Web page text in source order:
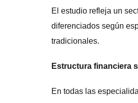
El estudio refleja un
diferenciados según
tradicionales.
Estructura financiera
En todas las